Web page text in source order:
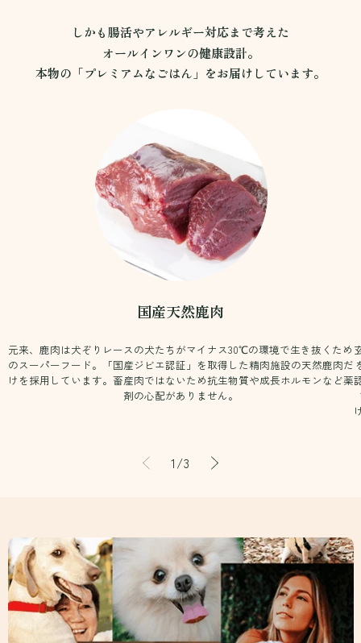
しかも腸活やアレルギー対応まで考えた
オールインワンの健康設計。
本物の「プレミアムなごはん」をお届けしています。
国産天然鹿肉
元来、鹿肉は犬ぞりレースの犬たちがマイナス30℃の環境で生き抜くため
のスーパーフード。「国産ジビエ認証」を取得した精肉施設の天然鹿肉だ
けを採用しています。畜産肉ではないため抗生物質や成長ホルモンなど薬
剤の心配がありません。
1/の
3